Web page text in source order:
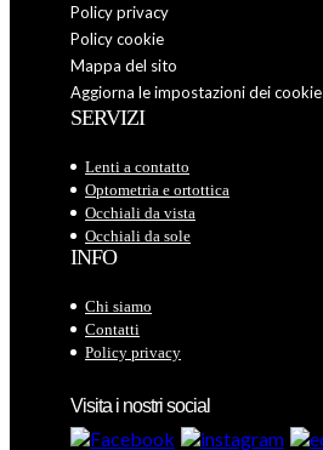
Policy privacy
Policy cookie
Mappa del sito
Aggiorna le impostazioni dei cookie
SERVIZI
Lenti a contatto
Optometria e ortottica
Occhiali da vista
Occhiali da sole
INFO
Chi siamo
Contatti
Policy privacy
Visita i nostri social